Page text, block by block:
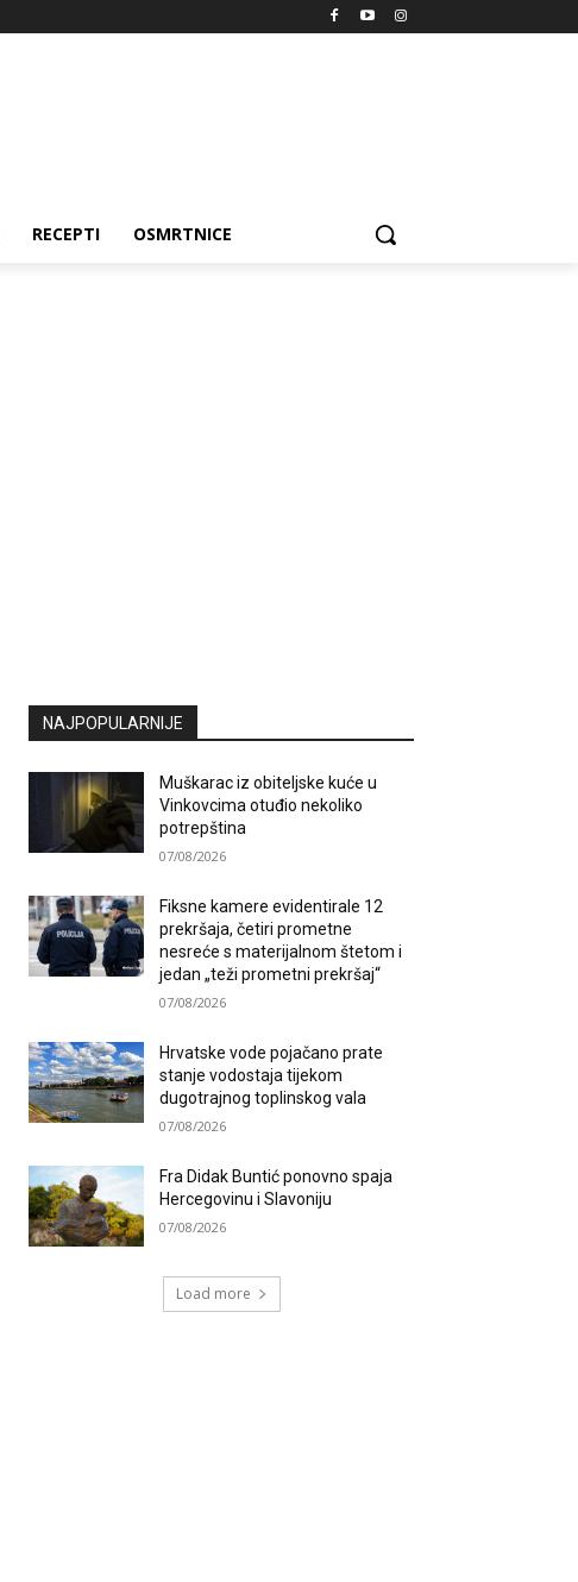
RECEPTI OSMRTNICE
NAJPOPULARNIJE
Muškarac iz obiteljske kuće u
Vinkovcima otuđio nekoliko
potrepština
07/08/2026
Fiksne kamere evidentirale 12
prekršaja, četiri prometne
nesreće s materijalnom štetom i
jedan „teži prometni prekršaj“
07/08/2026
Hrvatske vode pojačano prate
stanje vodostaja tijekom
dugotrajnog toplinskog vala
07/08/2026
Fra Didak Buntić ponovno spaja
Hercegovinu i Slavoniju
07/08/2026
Load more